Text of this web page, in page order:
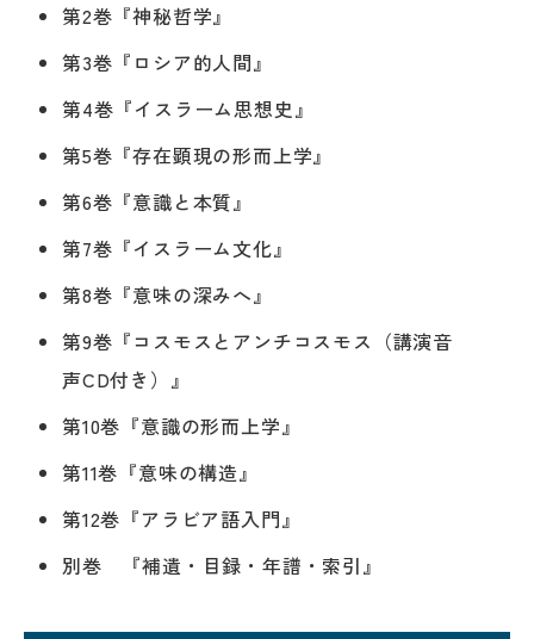
第2巻『神秘哲学』
第3巻『ロシア的人間』
第4巻『イスラーム思想史』
第5巻『存在顕現の形而上学』
第6巻『意識と本質』
第7巻『イスラーム文化』
第8巻『意味の深みへ』
第9巻『コスモスとアンチコスモス（講演音
声CD付き）』
第10巻『意識の形而上学』
第11巻『意味の構造』
第12巻『アラビア語入門』
別巻 『補遺・目録・年譜・索引』